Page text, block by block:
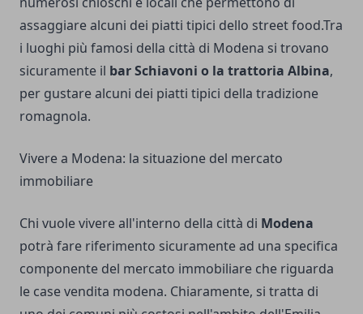
assaggiare alcuni dei piatti tipici dello street food.Tra
i luoghi più famosi della città di Modena si trovano
sicuramente il bar Schiavoni o la trattoria Albina,
per gustare alcuni dei piatti tipici della tradizione
romagnola.
Vivere a Modena: la situazione del mercato
immobiliare
Chi vuole vivere all'interno della città di Modena
potrà fare riferimento sicuramente ad una specifica
componente del mercato immobiliare che riguarda
le case vendita modena. Chiaramente, si tratta di